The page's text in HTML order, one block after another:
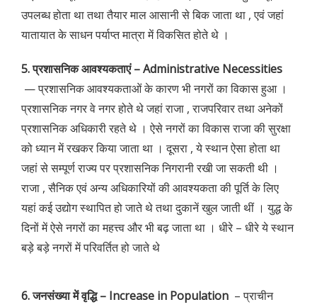
उपलब्ध होता था तथा तैयार माल आसानी से बिक जाता था , एवं जहां
यातायात के साधन पर्याप्त मात्रा में विकसित होते थे ।
5. प्रशासनिक आवश्यकताएं – Administrative Necessities
— प्रशासनिक आवश्यकताओं के कारण भी नगरों का विकास हुआ ।
प्रशासनिक नगर वे नगर होते थे जहां राजा , राजपरिवार तथा अनेकों
प्रशासनिक अधिकारी रहते थे । ऐसे नगरों का विकास राजा की सुरक्षा
को ध्यान में रखकर किया जाता था । दूसरा , ये स्थान ऐसा होता था
जहां से सम्पूर्ण राज्य पर प्रशासनिक निगरानी रखी जा सकती थी ।
राजा , सैनिक एवं अन्य अधिकारियों की आवश्यकता की पूर्ति के लिए
यहां कई उद्योग स्थापित हो जाते थे तथा दुकानें खुल जाती थीं । युद्ध के
दिनों में ऐसे नगरों का महत्त्व और भी बढ़ जाता था । धीरे – धीरे ये स्थान
बड़े बड़े नगरों में परिवर्तित हो जाते थे
6. जनसंख्या में वृद्धि – Increase in Population – प्राचीन